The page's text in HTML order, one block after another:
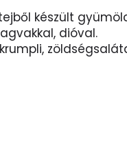
készült
dióval.